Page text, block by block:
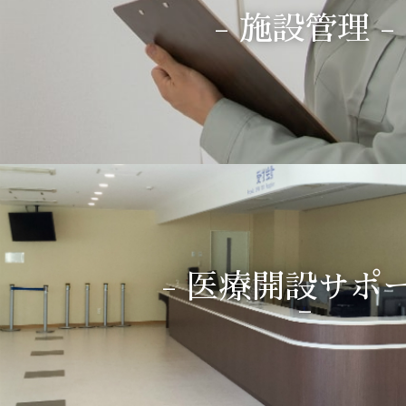
- 施設管理 -
- 医療開設サポ
-